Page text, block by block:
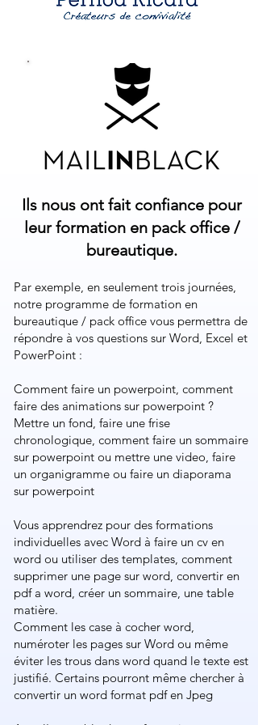
Ils nous ont fait confiance pour
leur formation en pack office /
bureautique.
Par exemple, en seulement trois journées,
notre programme de formation en
bureautique / pack office vous permettra de
répondre à vos questions sur Word, Excel et
PowerPoint :
Comment faire un powerpoint​, comment
faire des animations sur powerpoint​ ?
Mettre un fond, faire une frise
chronologique, ​comment faire un sommaire
sur powerpoint​ ou mettre une video, faire
un organigramme ou faire un diaporama
sur powerpoint​​
Vous apprendrez pour des formations
individuelles avec Word à faire un cv en
word ou utiliser des templates, comment
supprimer une page sur word, convertir en
pdf a word, créer un sommaire, une table
matière.
Comment les case à cocher word,
numéroter les pages sur Word ou même
éviter les trous dans word quand le texte est
justifié. Certains pourront même chercher à
convertir un word format pdf en Jpeg